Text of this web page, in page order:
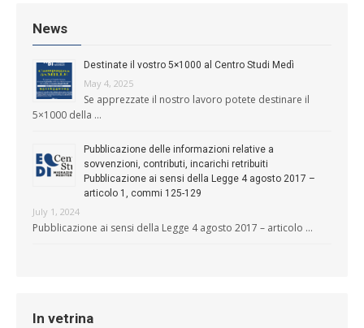
News
Destinate il vostro 5×1000 al Centro Studi Medì
May 4, 2025
Se apprezzate il nostro lavoro potete destinare il
5×1000 della …
Pubblicazione delle informazioni relative a
sovvenzioni, contributi, incarichi retribuiti
Pubblicazione ai sensi della Legge 4 agosto 2017 –
articolo 1, commi 125-129
July 1, 2024
Pubblicazione ai sensi della Legge 4 agosto 2017 – articolo …
In vetrina